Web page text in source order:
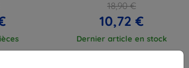
18,90 €
10,72 €
Dernier article en stock